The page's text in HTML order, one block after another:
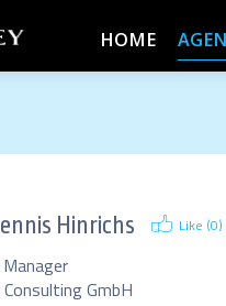
HOME
Hinrichs Like (0)
GmbH